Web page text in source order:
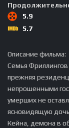
5.9
5.7
Описание фильма:
Семья Фриллингов
прежняя
непрошенными
умерших не
ясновидящую
Кейна, демона в